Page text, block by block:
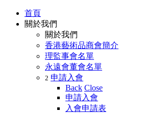
首頁
關於我們
關於我們
香港藝術品商會簡介
理監事會名單
永遠會董會名單
2 申請入會
Back Close
申請入會
入會申請表